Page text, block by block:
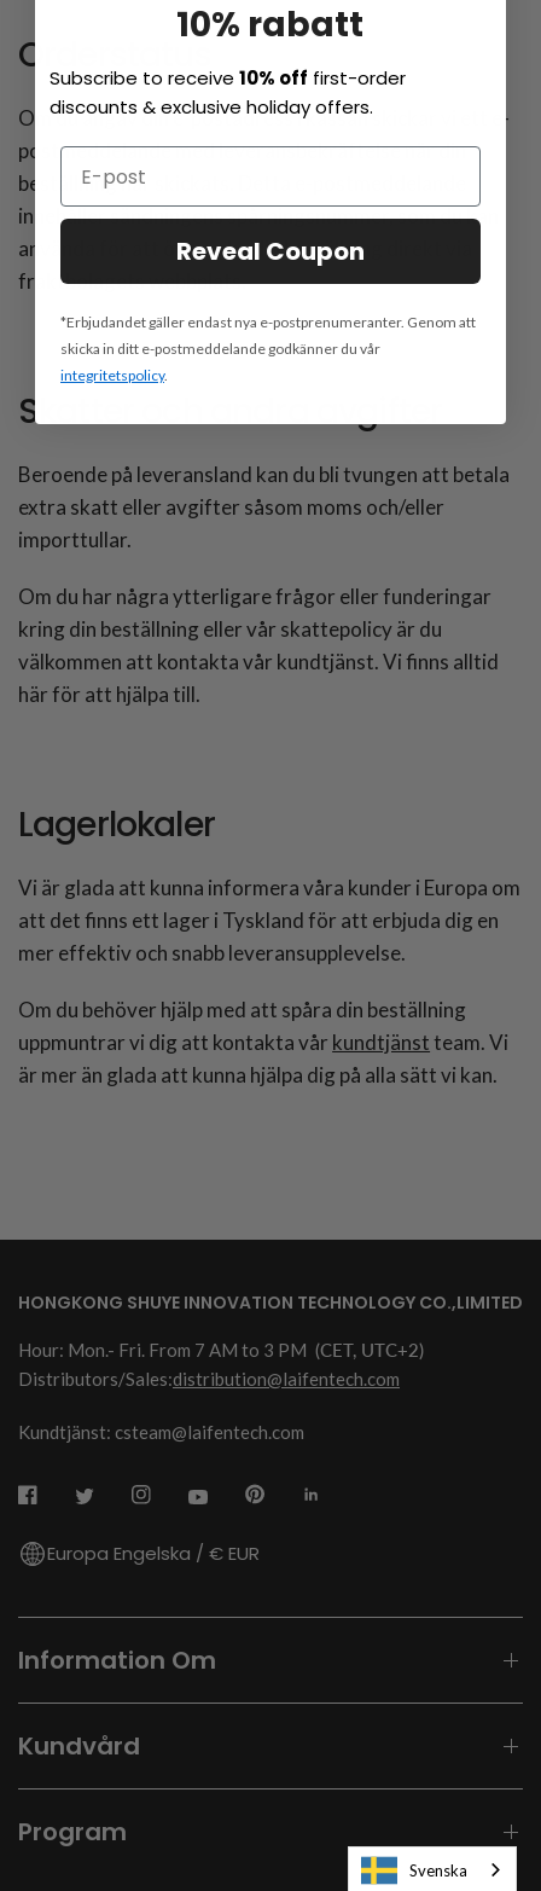
Orderstatus
Om du angav din e-postadress i kassan skickar vi ett e-
postmeddelande med leveransbekräftelse när din
beställning har skickats. Detta e-postmeddelande
innehåller sändningens spårningsnummer, som du kan
använda för att övervaka din beställning direkt via
fraktbolagets webbplats.
Skatter och andra avgifter
Beroende på leveransland kan du bli tvungen att betala
extra skatt eller avgifter såsom moms och/eller
importtullar.
Om du har några ytterligare frågor eller funderingar
kring din beställning eller vår skattepolicy är du
välkommen att kontakta vår kundtjänst. Vi finns alltid
här för att hjälpa till.
Lagerlokaler
Vi är glada att kunna informera våra kunder i Europa om
att det finns ett lager i Tyskland för att erbjuda dig en
mer effektiv och snabb leveransupplevelse.
Om du behöver hjälp med att spåra din beställning
uppmuntrar vi dig att kontakta vår kundtjänstteam. Vi
är mer än glada att kunna hjälpa dig på alla sätt vi kan.
HONGKONG SHUYE INNOVATION TECHNOLOGY CO.,LIMITED
Hour: Mon.- Fri. From 7 AM to 3 PM (CET, UTC+2)
Distributors/Sales:distribution@laifentech.com
Kundtjänst: csteam@laifentech.com
Europa Engelska / € EUR
Information Om
Kundvård
Program
Svenska
10% rabatt
Subscribe to receive10% off first-order
discounts & exclusive holiday offers.
Reveal Coupon
*Erbjudandet gäller endast nya e-postprenumeranter. Genom att
skicka in ditt e-postmeddelande godkänner du vår
integritetspolicy.